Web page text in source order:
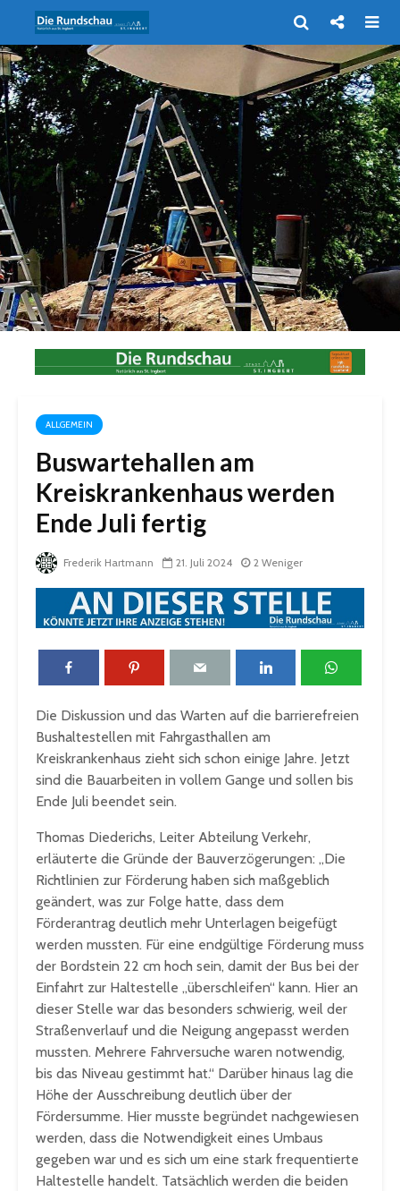
ALLGEMEIN
Buswartehallen am
Kreiskrankenhaus werden
Ende Juli fertig
Frederik Hartmann 21. Juli 2024 2 Weniger
Die Diskussion und das Warten auf die barrierefreien
Bushaltestellen mit Fahrgasthallen am
Kreiskrankenhaus zieht sich schon einige Jahre. Jetzt
sind die Bauarbeiten in vollem Gange und sollen bis
Ende Juli beendet sein.
Thomas Diederichs, Leiter Abteilung Verkehr,
erläuterte die Gründe der Bauverzögerungen: „Die
Richtlinien zur Förderung haben sich maßgeblich
geändert, was zur Folge hatte, dass dem
Förderantrag deutlich mehr Unterlagen beigefügt
werden mussten. Für eine endgültige Förderung muss
der Bordstein 22 cm hoch sein, damit der Bus bei der
Einfahrt zur Haltestelle „überschleifen“ kann. Hier an
dieser Stelle war das besonders schwierig, weil der
Straßenverlauf und die Neigung angepasst werden
mussten. Mehrere Fahrversuche waren notwendig,
bis das Niveau gestimmt hat.“ Darüber hinaus lag die
Höhe der Ausschreibung deutlich über der
Fördersumme. Hier musste begründet nachgewiesen
werden, dass die Notwendigkeit eines Umbaus
gegeben war und es sich um eine stark frequentierte
Haltestelle handelt. Tatsächlich werden die beiden